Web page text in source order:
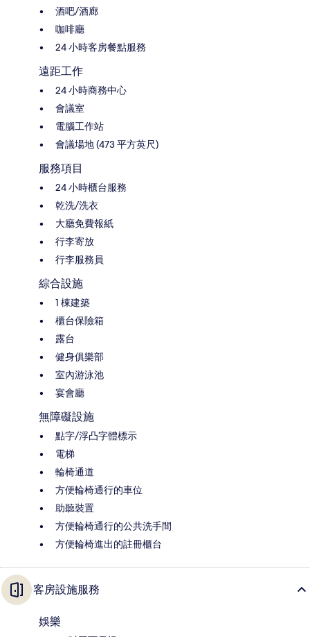
酒吧/酒廊
咖啡廳
24 小時客房餐點服務
遠距工作
24 小時商務中心
會議室
電腦工作站
會議場地 (473 平方英尺)
服務項目
24 小時櫃台服務
乾洗/洗衣
大廳免費報紙
行李寄放
行李服務員
綜合設施
1 棟建築
櫃台保險箱
露台
健身俱樂部
室內游泳池
宴會廳
無障礙設施
點字/浮凸字體標示
電梯
輪椅通道
方便輪椅通行的車位
助聽裝置
方便輪椅通行的公共洗手間
方便輪椅進出的註冊櫃台
客房設施服務
娛樂